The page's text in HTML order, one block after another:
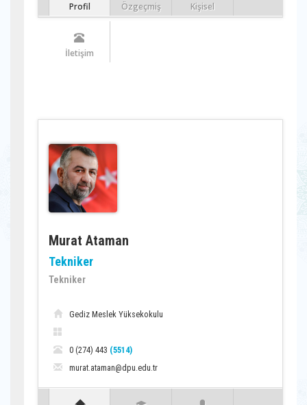
Profil Özgeçmiş Kişisel
İletişim
Murat Ataman
Tekniker
Tekniker
Gediz Meslek Yüksekokulu
0 (274) 443 (5514)
murat.ataman@dpu.edu.tr